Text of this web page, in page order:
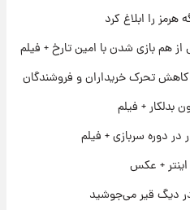
جدید برای بازار طلا؛ پیش‌بینی
هم بازی شدن با امین تارخ + فیلم
کاهش تحرک خریداران و فروشندگان
بدلکار + فیلم
دوره سربازی + فیلم
+ عکس
دیگ قیر می‌جوشید